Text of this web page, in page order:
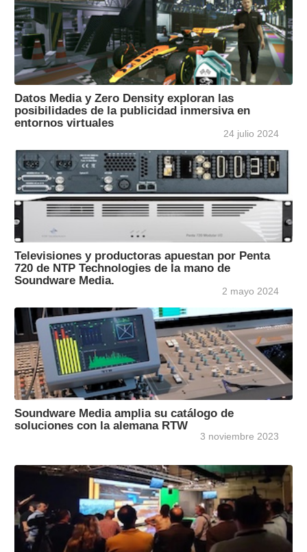
Datos Media y Zero Density exploran las
posibilidades de la publicidad inmersiva en
entornos virtuales
24 julio 2024
Televisiones y productoras apuestan por Penta
720 de NTP Technologies de la mano de
Soundware Media.
2 mayo 2024
Soundware Media amplia su catálogo de
soluciones con la alemana RTW
3 noviembre 2023